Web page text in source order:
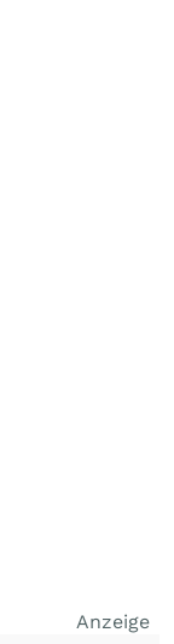
Anzeige